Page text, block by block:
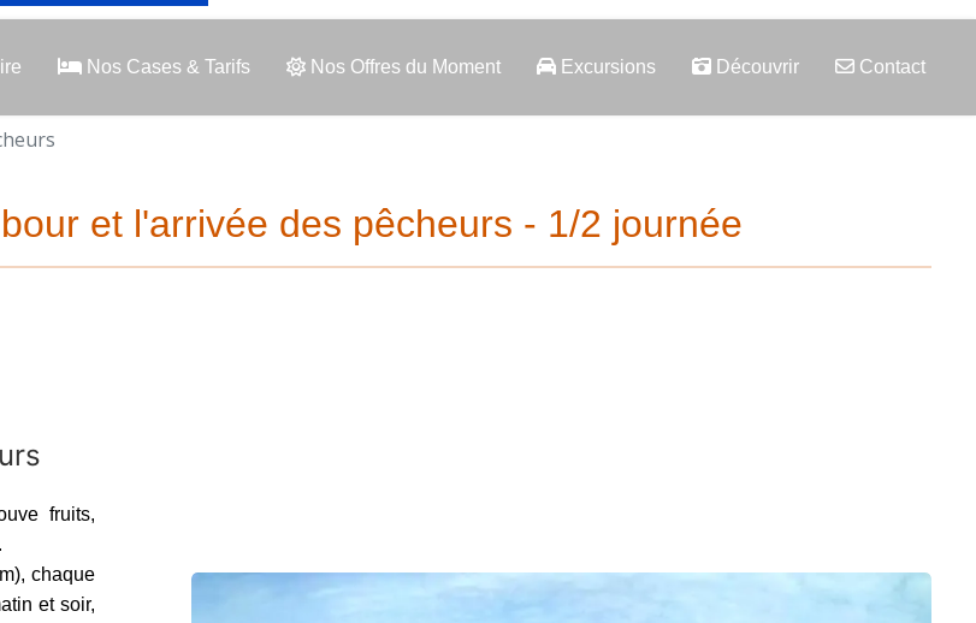
Nos Cases & Tarifs Nos Offres du Moment Excursions Découvrir Contact
et l'arrivée des pêcheurs - 1/2 journée
fruits,
chaque
et soir,